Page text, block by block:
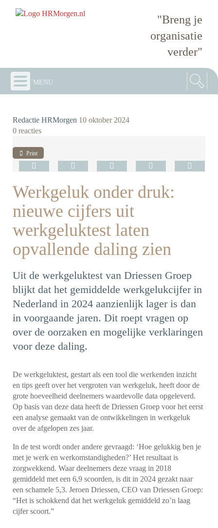
"Breng je
organisatie
verder"
menu
Redactie HRMorgen 10 oktober 2024
0 reacties
Print
Werkgeluk onder druk:
nieuwe cijfers uit
werkgeluktest laten
opvallende daling zien
Uit de werkgeluktest van Driessen Groep
blijkt dat het gemiddelde werkgelukcijfer in
Nederland in 2024 aanzienlijk lager is dan
in voorgaande jaren. Dit roept vragen op
over de oorzaken en mogelijke verklaringen
voor deze daling.
De werkgeluktest, gestart als een tool die werkenden inzicht
en tips geeft over het vergroten van werkgeluk, heeft door de
grote hoeveelheid deelnemers waardevolle data opgeleverd.
Op basis van deze data heeft de Driessen Groep voor het eerst
een analyse gemaakt van de ontwikkelingen in werkgeluk
over de afgelopen zes jaar.
In de test wordt onder andere gevraagd: ‘Hoe gelukkig ben je
met je werk en werkomstandigheden?’ Het resultaat is
zorgwekkend. Waar deelnemers deze vraag in 2018
gemiddeld met een 6,9 scoorden, is dit in 2024 gezakt naar
een schamele 5,3. Jeroen Driessen, CEO van Driessen Groep:
“Het is schokkend dat het werkgeluk gemiddeld zo’n laag
cijfer scoort.”